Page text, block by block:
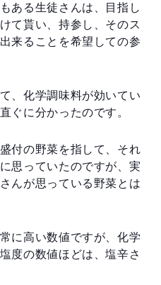
ある生徒さんは、目指し
て貰い、持参し、そのス
来ることを希望しての参
、化学調味料が効いてい
ぐに分かったのです。
付の野菜を指して、それ
思っていたのですが、実
んが思っている野菜とは
に高い数値ですが、化学
度の数値ほどは、塩辛さ